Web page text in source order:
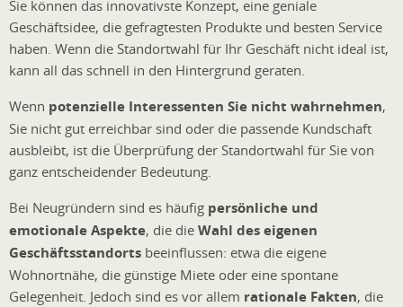
Sie können das innovativste Konzept, eine geniale
Geschäftsidee, die gefragtesten Produkte und besten Service
haben. Wenn die Standortwahl für Ihr Geschäft nicht ideal ist,
kann all das schnell in den Hintergrund geraten.
Wenn potenzielle Interessenten Sie nicht wahrnehmen,
Sie nicht gut erreichbar sind oder die passende Kundschaft
ausbleibt, ist die Überprüfung der Standortwahl für Sie von
ganz entscheidender Bedeutung.
Bei Neugründern sind es häufig persönliche und
emotionale Aspekte, die die Wahl des eigenen
Geschäftsstandorts beeinflussen: etwa die eigene
Wohnortnähe, die günstige Miete oder eine spontane
Gelegenheit. Jedoch sind es vor allem rationale Fakten, die